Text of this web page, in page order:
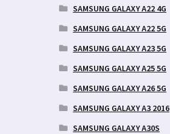
SAMSUNG GALAXY A22 4G
SAMSUNG GALAXY A22 5G
SAMSUNG GALAXY A23 5G
SAMSUNG GALAXY A25 5G
SAMSUNG GALAXY A26 5G
SAMSUNG GALAXY A3 2016
SAMSUNG GALAXY A30S